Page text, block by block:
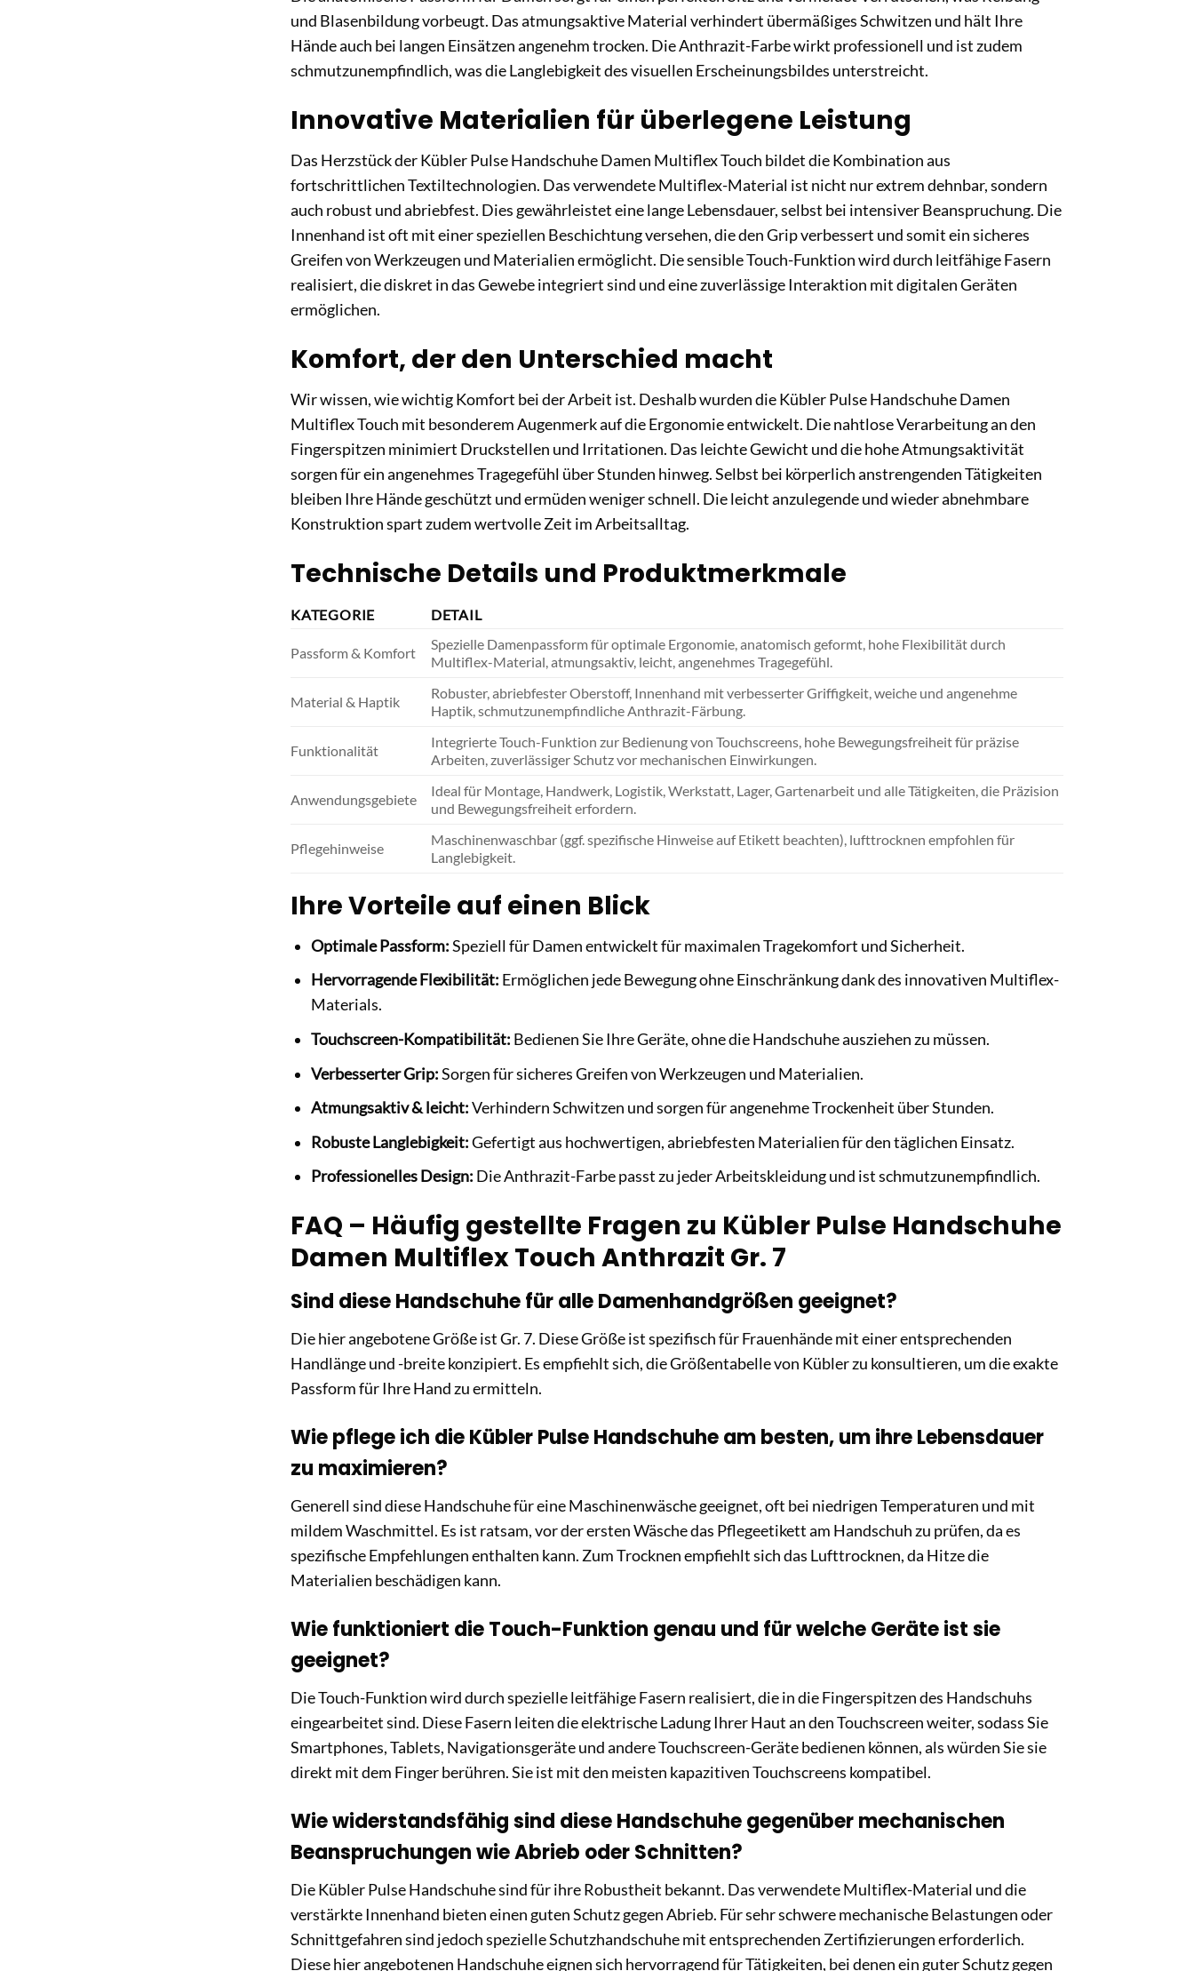
und Blasenbildung vorbeugt. Das atmungsaktive Material verhindert übermäßiges Schwitzen und hält Ihre
Hände auch bei langen Einsätzen angenehm trocken. Die Anthrazit-Farbe wirkt professionell und ist zudem
schmutzunempfindlich, was die Langlebigkeit des visuellen Erscheinungsbildes unterstreicht.
Innovative Materialien für überlegene Leistung
Das Herzstück der Kübler Pulse Handschuhe Damen Multiflex Touch bildet die Kombination aus
fortschrittlichen Textiltechnologien. Das verwendete Multiflex-Material ist nicht nur extrem dehnbar, sondern
auch robust und abriebfest. Dies gewährleistet eine lange Lebensdauer, selbst bei intensiver Beanspruchung. Die
Innenhand ist oft mit einer speziellen Beschichtung versehen, die den Grip verbessert und somit ein sicheres
Greifen von Werkzeugen und Materialien ermöglicht. Die sensible Touch-Funktion wird durch leitfähige Fasern
realisiert, die diskret in das Gewebe integriert sind und eine zuverlässige Interaktion mit digitalen Geräten
ermöglichen.
Komfort, der den Unterschied macht
Wir wissen, wie wichtig Komfort bei der Arbeit ist. Deshalb wurden die Kübler Pulse Handschuhe Damen
Multiflex Touch mit besonderem Augenmerk auf die Ergonomie entwickelt. Die nahtlose Verarbeitung an den
Fingerspitzen minimiert Druckstellen und Irritationen. Das leichte Gewicht und die hohe Atmungsaktivität
sorgen für ein angenehmes Tragegefühl über Stunden hinweg. Selbst bei körperlich anstrengenden Tätigkeiten
bleiben Ihre Hände geschützt und ermüden weniger schnell. Die leicht anzulegende und wieder abnehmbare
Konstruktion spart zudem wertvolle Zeit im Arbeitsalltag.
Technische Details und Produktmerkmale
KATEGORIE DETAIL
Passform & Komfort
Spezielle Damenpassform für optimale Ergonomie, anatomisch geformt, hohe Flexibilität durch
Multiflex-Material, atmungsaktiv, leicht, angenehmes Tragegefühl.
Material & Haptik
Robuster, abriebfester Oberstoff, Innenhand mit verbesserter Griffigkeit, weiche und angenehme
Haptik, schmutzunempfindliche Anthrazit-Färbung.
Funktionalität
Integrierte Touch-Funktion zur Bedienung von Touchscreens, hohe Bewegungsfreiheit für präzise
Arbeiten, zuverlässiger Schutz vor mechanischen Einwirkungen.
Anwendungsgebiete
Ideal für Montage, Handwerk, Logistik, Werkstatt, Lager, Gartenarbeit und alle Tätigkeiten, die Präzision
und Bewegungsfreiheit erfordern.
Pflegehinweise
Maschinenwaschbar (ggf. spezifische Hinweise auf Etikett beachten), lufttrocknen empfohlen für
Langlebigkeit.
Ihre Vorteile auf einen Blick
Optimale Passform:Speziell für Damen entwickelt für maximalen Tragekomfort und Sicherheit.
Hervorragende Flexibilität: Ermöglichen jede Bewegung ohne Einschränkung dank des innovativen Multiflex-
Materials.
Touchscreen-Kompatibilität: Bedienen Sie Ihre Geräte, ohne die Handschuhe ausziehen zu müssen.
Verbesserter Grip:Sorgen für sicheres Greifen von Werkzeugen und Materialien.
Atmungsaktiv & leicht:Verhindern Schwitzen und sorgen für angenehme Trockenheit über Stunden.
Robuste Langlebigkeit:Gefertigt aus hochwertigen, abriebfesten Materialien für den täglichen Einsatz.
Professionelles Design: Die Anthrazit-Farbe passt zu jeder Arbeitskleidung und ist schmutzunempfindlich.
FAQ – Häufig gestellte Fragen zu Kübler Pulse Handschuhe
Damen Multiflex Touch Anthrazit Gr. 7
Sind diese Handschuhe für alle Damenhandgrößen geeignet?
Die hier angebotene Größe ist Gr. 7. Diese Größe ist spezifisch für Frauenhände mit einer entsprechenden
Handlänge und -breite konzipiert. Es empfiehlt sich, die Größentabelle von Kübler zu konsultieren, um die exakte
Passform für Ihre Hand zu ermitteln.
Wie pflege ich die Kübler Pulse Handschuhe am besten, um ihre Lebensdauer
zu maximieren?
Generell sind diese Handschuhe für eine Maschinenwäsche geeignet, oft bei niedrigen Temperaturen und mit
mildem Waschmittel. Es ist ratsam, vor der ersten Wäsche das Pflegeetikett am Handschuh zu prüfen, da es
spezifische Empfehlungen enthalten kann. Zum Trocknen empfiehlt sich das Lufttrocknen, da Hitze die
Materialien beschädigen kann.
Wie funktioniert die Touch-Funktion genau und für welche Geräte ist sie
geeignet?
Die Touch-Funktion wird durch spezielle leitfähige Fasern realisiert, die in die Fingerspitzen des Handschuhs
eingearbeitet sind. Diese Fasern leiten die elektrische Ladung Ihrer Haut an den Touchscreen weiter, sodass Sie
Smartphones, Tablets, Navigationsgeräte und andere Touchscreen-Geräte bedienen können, als würden Sie sie
direkt mit dem Finger berühren. Sie ist mit den meisten kapazitiven Touchscreens kompatibel.
Wie widerstandsfähig sind diese Handschuhe gegenüber mechanischen
Beanspruchungen wie Abrieb oder Schnitten?
Die Kübler Pulse Handschuhe sind für ihre Robustheit bekannt. Das verwendete Multiflex-Material und die
verstärkte Innenhand bieten einen guten Schutz gegen Abrieb. Für sehr schwere mechanische Belastungen oder
Schnittgefahren sind jedoch spezielle Schutzhandschuhe mit entsprechenden Zertifizierungen erforderlich.
Diese hier angebotenen Handschuhe eignen sich hervorragend für Tätigkeiten, bei denen ein guter Schutz gegen